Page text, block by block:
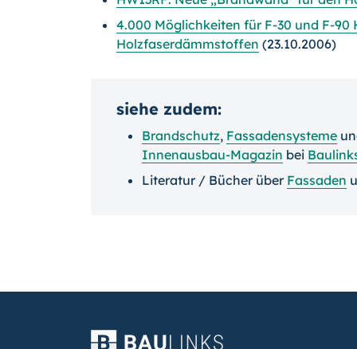
4.000 Möglichkeiten für F-30 und F-
Holzfaserdämmstoffen (23.10.2006)
siehe zudem:
Brandschutz, Fassadensysteme
Innenausbau-Magazin bei
Literatur / Bücher über Fassaden